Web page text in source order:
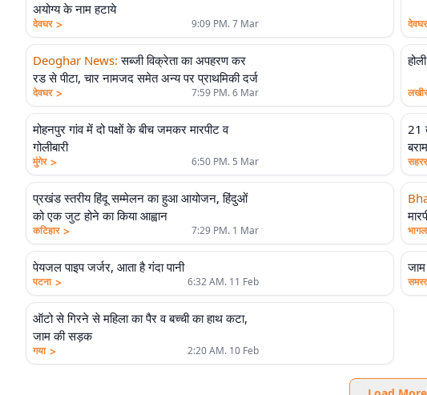
अयोग्य के नाम हटाये
देवघर > 9:09 PM. 7 Mar देवघर
Deoghar News: सब्जी विक्रेता का अपहरण कर
रड से पीटा, चार नामजद समेत अन्य पर प्राथमिकी दर्ज
देवघर > 7:59 PM. 6 Mar
मोहनपुर गांव में दो पक्षों के बीच जमकर मारपीट व
गोलीबारी
मुंगेर > 6:50 PM. 5 Mar
21
प्रखंड स्तरीय हिंदू सम्मेलन का हुआ आयोजन, हिंदुओं
को एक जुट होने का किया आह्वान
कटिहार > 7:29 PM. 1 Mar
पेयजल पाइप जर्जर, आता है गंदा पानी
पटना > 6:32 AM. 11 Feb
ऑटो से गिरने से महिला का पैर व बच्ची का हाथ कटा,
जाम की सड़क
गया > 2:20 AM. 10 Feb